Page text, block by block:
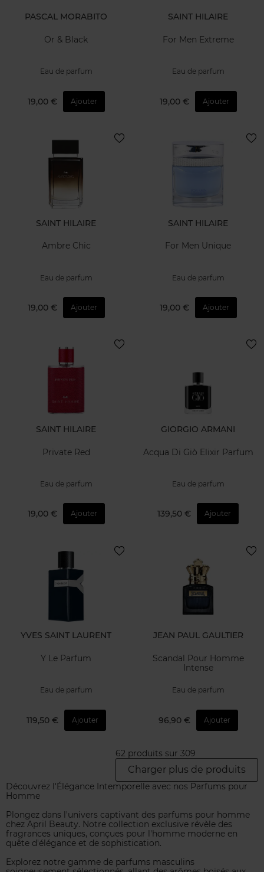
PASCAL MORABITO
Or & Black
Eau de parfum
19,00 € Ajouter
SAINT HILAIRE
For Men Extreme
Eau de parfum
19,00 € Ajouter
SAINT HILAIRE
Ambre Chic
Eau de parfum
19,00 € Ajouter
SAINT HILAIRE
For Men Unique
Eau de parfum
19,00 € Ajouter
SAINT HILAIRE
Private Red
Eau de parfum
19,00 € Ajouter
GIORGIO ARMANI
Acqua Di Giò Elixir Parfum
Eau de parfum
139,50 € Ajouter
YVES SAINT LAURENT
Y Le Parfum
Eau de parfum
119,50 € Ajouter
JEAN PAUL GAULTIER
Scandal Pour Homme
Intense
Eau de parfum
96,90 € Ajouter
62 produits sur 309
Charger plus de produits
Découvrez l'Élégance Intemporelle avec nos Parfums pour
Homme
Plongez dans l'univers captivant des parfums pour homme
chez April Beauty. Notre collection exclusive révèle des
fragrances uniques, conçues pour l'homme moderne en
quête d'élégance et de sophistication.
Explorez notre gamme de parfums masculins